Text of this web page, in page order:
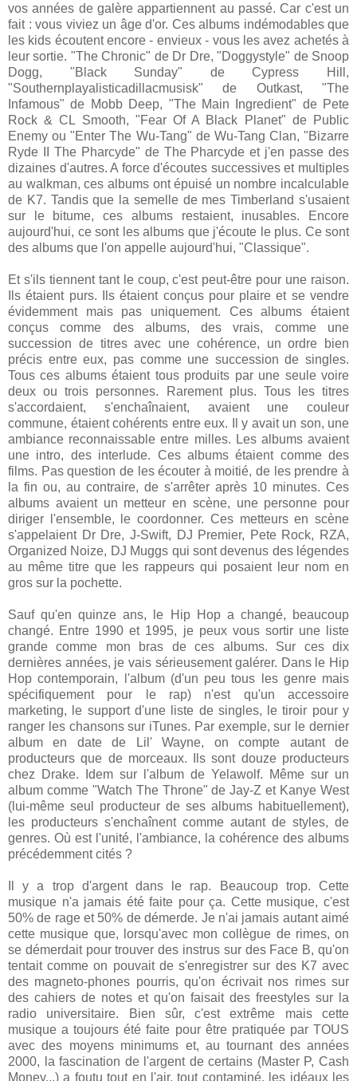
vos années de galère appartiennent au passé. Car c'est un
fait : vous viviez un âge d'or. Ces albums indémodables que
les kids écoutent encore - envieux - vous les avez achetés à
leur sortie. "The Chronic" de Dr Dre, "Doggystyle" de Snoop
Dogg, "Black Sunday" de Cypress Hill,
"Southernplayalisticadillacmusisk" de Outkast, "The
Infamous" de Mobb Deep, "The Main Ingredient" de Pete
Rock & CL Smooth, "Fear Of A Black Planet" de Public
Enemy ou "Enter The Wu-Tang" de Wu-Tang Clan, "Bizarre
Ryde II The Pharcyde" de The Pharcyde et j'en passe des
dizaines d'autres. A force d'écoutes successives et multiples
au walkman, ces albums ont épuisé un nombre incalculable
de K7. Tandis que la semelle de mes Timberland s'usaient
sur le bitume, ces albums restaient, inusables. Encore
aujourd'hui, ce sont les albums que j'écoute le plus. Ce sont
des albums que l'on appelle aujourd'hui, "Classique".
Et s'ils tiennent tant le coup, c'est peut-être pour une raison.
Ils étaient purs. Ils étaient conçus pour plaire et se vendre
évidemment mais pas uniquement. Ces albums étaient
conçus comme des albums, des vrais, comme une
succession de titres avec une cohérence, un ordre bien
précis entre eux, pas comme une succession de singles.
Tous ces albums étaient tous produits par une seule voire
deux ou trois personnes. Rarement plus. Tous les titres
s'accordaient, s'enchaînaient, avaient une couleur
commune, étaient cohérents entre eux. Il y avait un son, une
ambiance reconnaissable entre milles. Les albums avaient
une intro, des interlude. Ces albums étaient comme des
films. Pas question de les écouter à moitié, de les prendre à
la fin ou, au contraire, de s'arrêter après 10 minutes. Ces
albums avaient un metteur en scène, une personne pour
diriger l'ensemble, le coordonner. Ces metteurs en scène
s'appelaient Dr Dre, J-Swift, DJ Premier, Pete Rock, RZA,
Organized Noize, DJ Muggs qui sont devenus des légendes
au même titre que les rappeurs qui posaient leur nom en
gros sur la pochette.
Sauf qu'en quinze ans, le Hip Hop a changé, beaucoup
changé. Entre 1990 et 1995, je peux vous sortir une liste
grande comme mon bras de ces albums. Sur ces dix
dernières années, je vais sérieusement galérer. Dans le Hip
Hop contemporain, l'album (d'un peu tous les genre mais
spécifiquement pour le rap) n'est qu'un accessoire
marketing, le support d'une liste de singles, le tiroir pour y
ranger les chansons sur iTunes. Par exemple, sur le dernier
album en date de Lil' Wayne, on compte autant de
producteurs que de morceaux. Ils sont douze producteurs
chez Drake. Idem sur l'album de Yelawolf. Même sur un
album comme "Watch The Throne" de Jay-Z et Kanye West
(lui-même seul producteur de ses albums habituellement),
les producteurs s'enchaînent comme autant de styles, de
genres. Où est l'unité, l'ambiance, la cohérence des albums
précédemment cités ?
Il y a trop d'argent dans le rap. Beaucoup trop. Cette
musique n'a jamais été faite pour ça. Cette musique, c'est
50% de rage et 50% de démerde. Je n'ai jamais autant aimé
cette musique que, lorsqu'avec mon collègue de rimes, on
se démerdait pour trouver des instrus sur des Face B, qu'on
tentait comme on pouvait de s'enregistrer sur des K7 avec
des magneto-phones pourris, qu'on écrivait nos rimes sur
des cahiers de notes et qu'on faisait des freestyles sur la
radio universitaire. Bien sûr, c'est extrême mais cette
musique a toujours été faite pour être pratiquée par TOUS
avec des moyens minimums et, au tournant des années
2000, la fascination de l'argent de certains (Master P, Cash
Money...) a foutu tout en l'air, tout contaminé, les idéaux les